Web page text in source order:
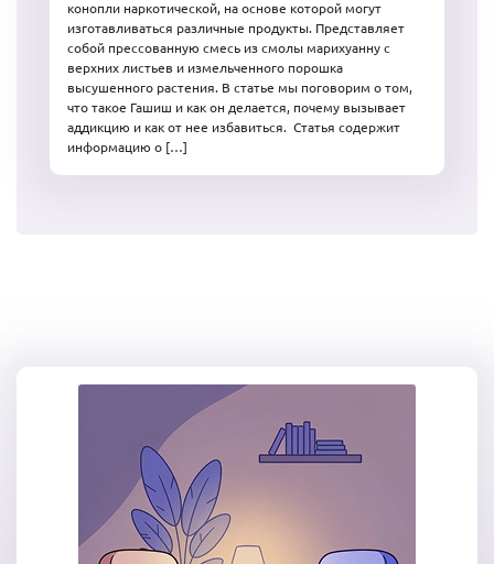
конопли наркотической, на основе которой могут
изготавливаться различные продукты. Представляет
собой прессованную смесь из смолы марихуанну с
верхних листьев и измельченного порошка
высушенного растения. В статье мы поговорим о том,
что такое Гашиш и как он делается, почему вызывает
аддикцию и как от нее избавиться. Статья содержит
информацию о […]